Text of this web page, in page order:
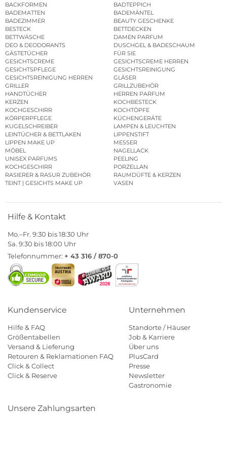
BACKFORMEN
BADTEPPICH
BADEMATTEN
BADEMÄNTEL
BADEZIMMER
BEAUTY GESCHENKE
BESTECK
BETTDECKEN
BETTWÄSCHE
DAMEN PARFUM
DEO & DEODORANTS
DUSCHGEL & BADESCHAUM
GÄSTETÜCHER
FÜR SIE
GESICHTSCREME
GESICHTSCREME HERREN
GESICHTSPFLEGE
GESICHTSREINIGUNG
GESICHTSREINIGUNG HERREN
GLÄSER
GRILLER
GRILLZUBEHÖR
HANDTÜCHER
HERREN PARFUM
KERZEN
KOCHBESTECK
KOCHGESCHIRR
KOCHTÖPFE
KÖRPERPFLEGE
KÜCHENGERÄTE
KUGELSCHREIBER
LAMPEN & LEUCHTEN
LEINTÜCHER & BETTLAKEN
LIPPENSTIFT
LIPPEN MAKE UP
MESSER
MÖBEL
NAGELLACK
UNISEX PARFUMS
PEELING
KOCHGESCHIRR
PORZELLAN
RASIERER & RASUR ZUBEHÖR
RAUMDÜFTE & KERZEN
TEINT | GESICHTS MAKE UP
VASEN
Hilfe & Kontakt
Mo.–Fr. 9:30 bis 18:30 Uhr
Sa. 9:30 bis 18:00 Uhr
Telefonnummer: + 43 316 / 870-0
Kundenservice
Hilfe & FAQ
Größentabellen
Versand & Lieferung
Retouren & Reklamationen FAQ
Click & Collect
Click & Reserve
Unternehmen
Standorte / Häuser
Job & Karriere
Über uns
PlusCard
Presse
Newsletter
Gastronomie
Unsere Zahlungsarten